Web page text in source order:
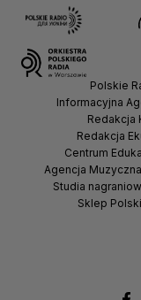
Polskie
Informacyjna
Redakcja
Redakcja
Centrum
Agencja
Studia
Sklep